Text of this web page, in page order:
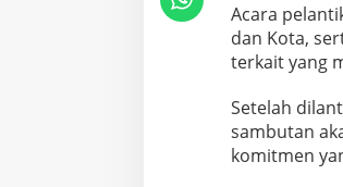
Acara
dan Kota,
terkait yang
Setelah
sambutan
komitmen